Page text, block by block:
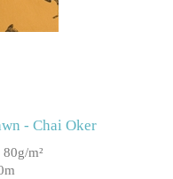
- Chai Oker
m²